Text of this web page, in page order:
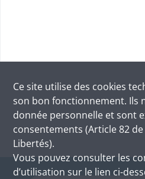
Ce site utilise des cookies
son bon fonctionnement. Ils
donnée personnelle et sont
consentements (Article 82
Libertés).
Vous pouvez consulter les
d’utilisation sur le lien ci-